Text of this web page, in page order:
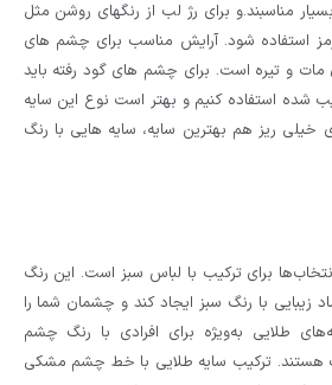
مناسبند.و برای رژ لب از رنگهای روشن مثل
استفاده شود. آرایش مناسب برای چشم های
مات و تیره است. برای چشم های گود رفته باید
شده استفاده کنیم و بهتر است نوع این سایه
خیلی ریز هم بهترین سایه، سایه هایی با رنگ
برای ترکیب با لباس سبز است. این رنگ
زیبایی با رنگ سبز ایجاد کند و چشمان شما را
طلایی به‌ویژه برای افرادی با رنگ چشم
هستند. ترکیب سایه طلایی با خط چشم مشکی